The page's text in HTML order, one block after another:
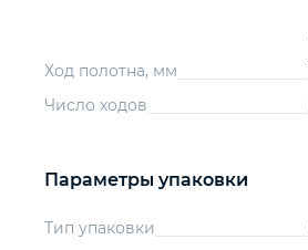
Ход полотна, мм
Число ходов
Параметры упаковки
Тип упаковки